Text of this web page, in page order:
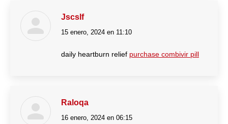
Jscslf
dice:
15 enero, 2024 en 11:10
daily heartburn relief purchase combivir pill
Raloqa
dice:
16 enero, 2024 en 06:15